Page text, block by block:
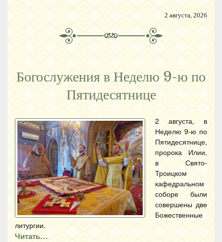
2 августа, 2026
Богослужения в Неделю 9-ю по
Пятидесятнице
2 августа, в
Неделю 9-ю по
Пятидесятнице,
пророка Илии,
в Свято-
Троицком
кафедральном
соборе были
совершены две
Божественные
литургии.
Читать…